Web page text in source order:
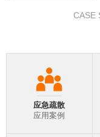
CASE
应急疏散
应用案例